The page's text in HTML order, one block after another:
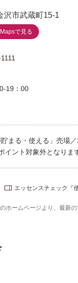
沢市武蔵町15-1
で見る
19：00
貯まる・使える」売場
イント対象外となりま
エッセンスチェック『
ホームページより、最新